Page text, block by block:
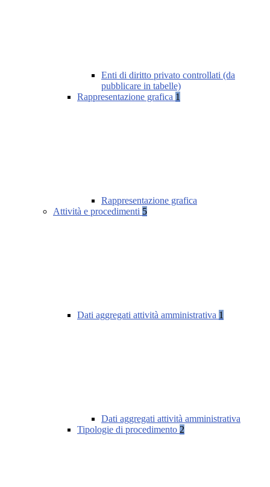
Enti di diritto privato controllati (da
pubblicare in tabelle)
Rappresentazione grafica 1
Rappresentazione grafica
Attività e procedimenti 5
Dati aggregati attività amministrativa 1
Dati aggregati attività amministrativa
Tipologie di procedimento 2